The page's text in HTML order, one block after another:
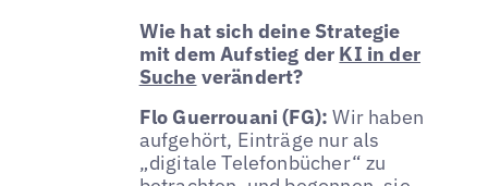
Wie hat sich deine Strategie
mit dem Aufstieg der KI in der
Suche verändert?
Flo Guerrouani (FG):Wir haben
aufgehört, Einträge nur als
„digitale Telefonbücher“ zu